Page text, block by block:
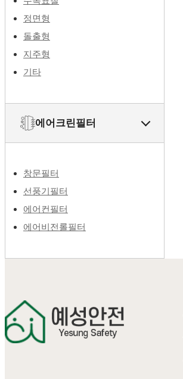
정면형
돌출형
지주형
기타
에어크린필터
창문필터
선풍기필터
에어컨필터
에어비전롤필터